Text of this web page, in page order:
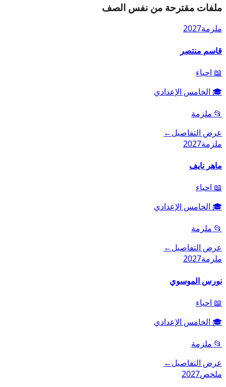
ملفات مقترحة من نفس الصف
ملزمة2027
قاسم منتصر
📖 احياء
🎓 الخامس الإعدادي
📂 ملزمة
عرض التفاصيل←
ملزمة2027
ماهر نايف
📖 احياء
🎓 الخامس الإعدادي
📂 ملزمة
عرض التفاصيل←
ملزمة2027
نورس الموسوي
📖 احياء
🎓 الخامس الإعدادي
📂 ملزمة
عرض التفاصيل←
ملخص2027